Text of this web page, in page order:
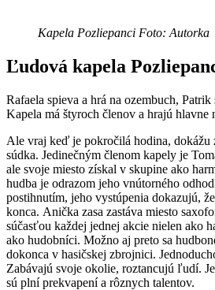
Kapela Pozliepanci Foto: Autorka
Ľudová kapela
Rafaela spieva a hrá na ozembuch,
Kapela má štyroch členov a hrajú hlavne
Ale vraj keď je pokročilá hodina, dokážu
súdka. Jedinečným členom kapely je
ale svoje miesto získal v skupine ako
hudba je odrazom jeho vnútorného
postihnutím, jeho vystúpenia dokazujú,
konca. Anička zasa zastáva miesto
súčasťou každej jednej akcie nielen ako
ako hudobníci. Možno aj preto sa
dokonca v hasičskej zbrojnici.
Zabávajú svoje okolie, roztancujú ľudí.
sú plní prekvapení a rôznych talentov.